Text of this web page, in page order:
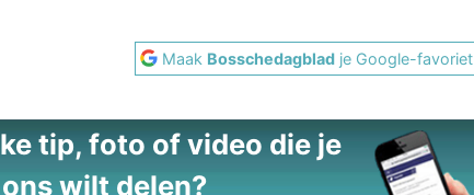
Maak Bosschedagblad je Google-favoriet
tip, foto of video die je
wilt delen?